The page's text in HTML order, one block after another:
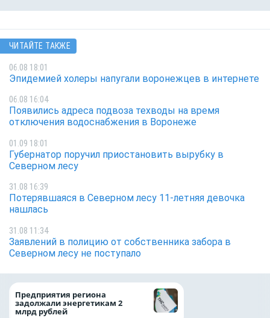
ЧИТАЙТЕ ТАКЖЕ
06.08 18:01
Эпидемией холеры напугали воронежцев в интернете
06.08 16:04
Появились адреса подвоза техводы на время
отключения водоснабжения в Воронеже
01.09 18:01
Губернатор поручил приостановить вырубку в
Северном лесу
31.08 16:39
Потерявшаяся в Северном лесу 11-летняя девочка
нашлась
31.08 11:34
Заявлений в полицию от собственника забора в
Северном лесу не поступало
Предприятия региона
задолжали энергетикам 2
млрд рублей